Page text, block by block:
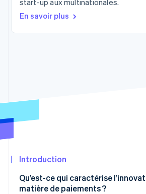
Découvrez les prochaines évolutions
Radar
Prévention de la fraude
Stripe Sessions 2026
Découvrez comment Stripe
Regarder la vidéo
Commerce en ligne
start-up aux multinationales.
En savoir plus
Introduction
Qu’est-ce qui caractérise
matière de paiements ?